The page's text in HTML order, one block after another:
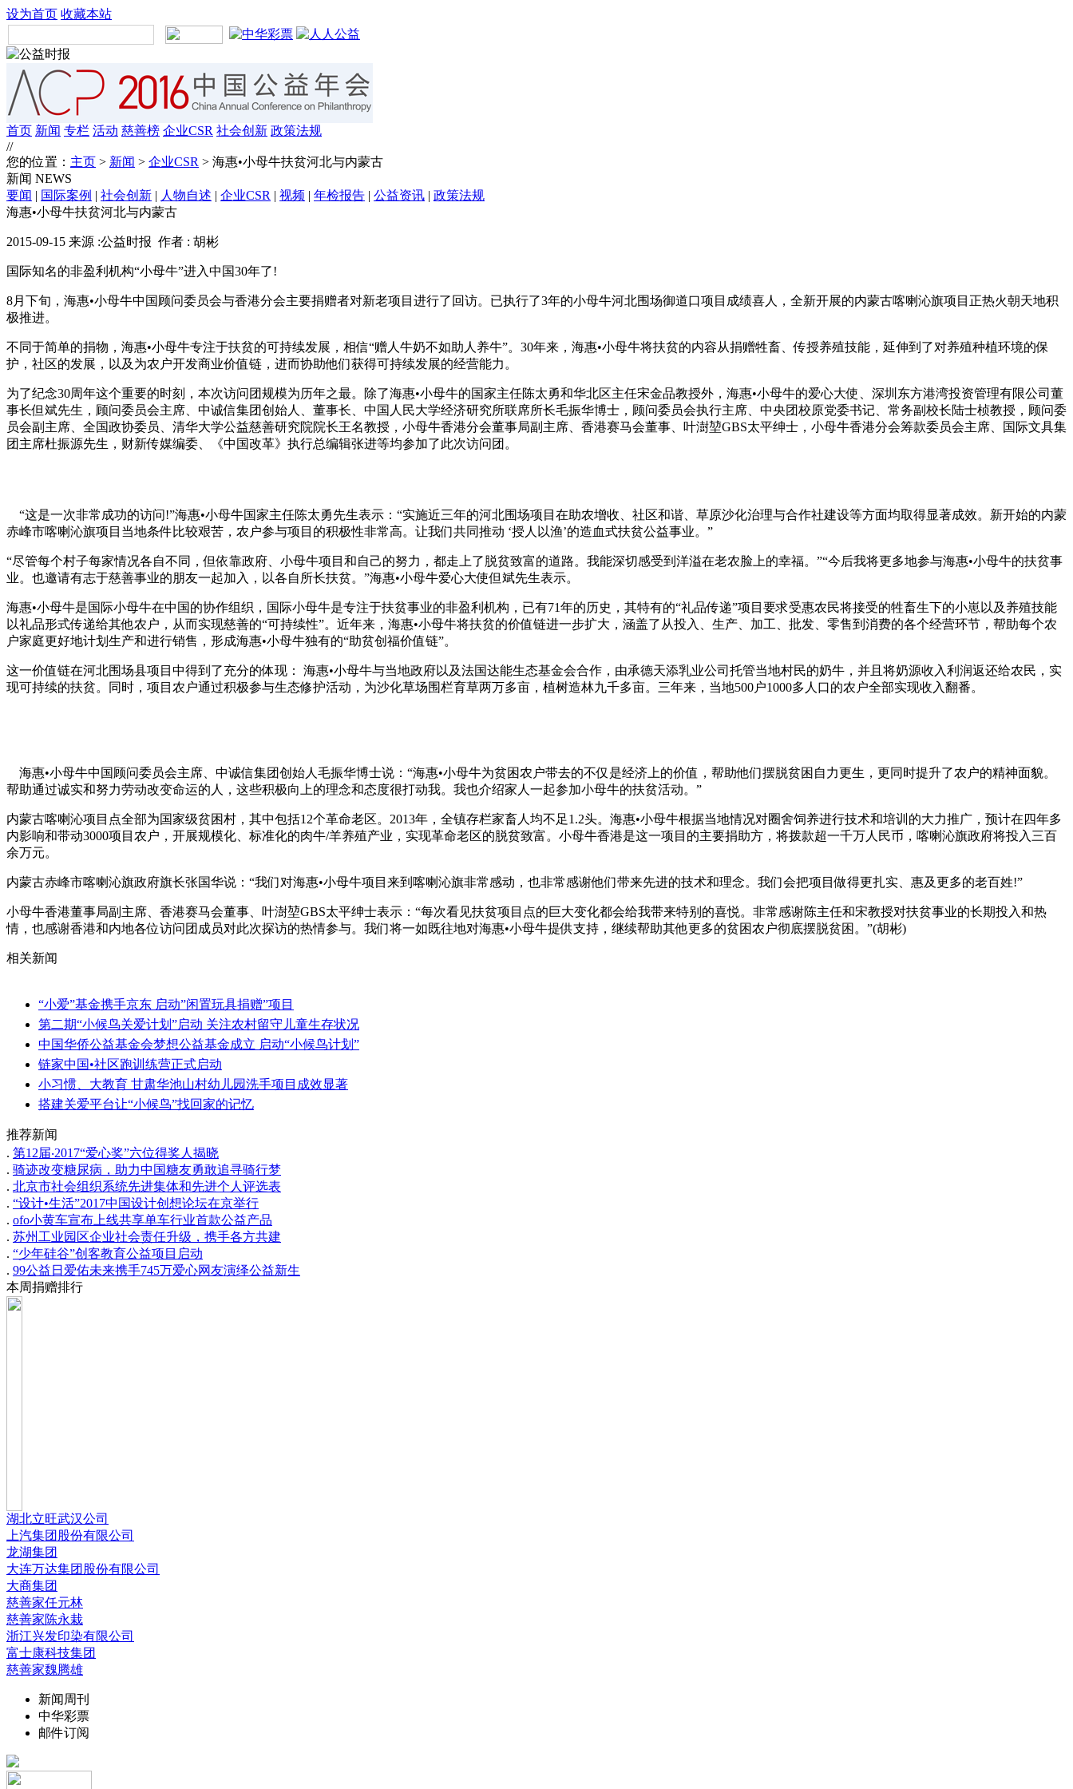
设为首页 收藏本站
首页 新闻 专栏 活动 慈善榜 企业CSR 社会创新 政策法规
//
您的位置： 主页 > 新闻 > 企业CSR > 海惠•小母牛扶贫河北与内蒙古
新闻 NEWS
要闻 | 国际案例 | 社会创新 | 人物自述 | 企业CSR | 视频 | 年检报告 | 公益资讯 | 政策法规
海惠•小母牛扶贫河北与内蒙古
2015-09-15 来源 :公益时报 作者 : 胡彬
国际知名的非盈利机构“小母牛”进入中国30年了!
8月下旬，海惠•小母牛中国顾问委员会与香港分会主要捐赠者对新老项目进行了回访。已执行了3年的小母牛河北围场御道口项目成绩喜人，全新开展的内蒙古喀喇沁旗项目正热火朝天地积
极推进。
不同于简单的捐物，海惠•小母牛专注于扶贫的可持续发展，相信“赠人牛奶不如助人养牛”。30年来，海惠•小母牛将扶贫的内容从捐赠牲畜、传授养殖技能，延伸到了对养殖种植环境的保
护，社区的发展，以及为农户开发商业价值链，进而协助他们获得可持续发展的经营能力。
为了纪念30周年这个重要的时刻，本次访问团规模为历年之最。除了海惠•小母牛的国家主任陈太勇和华北区主任宋金品教授外，海惠•小母牛的爱心大使、深圳东方港湾投资管理有限公司董
事长但斌先生，顾问委员会主席、中诚信集团创始人、董事长、中国人民大学经济研究所联席所长毛振华博士，顾问委员会执行主席、中央团校原党委书记、常务副校长陆士桢教授，顾问委
员会副主席、全国政协委员、清华大学公益慈善研究院院长王名教授，小母牛香港分会董事局副主席、香港赛马会董事、叶澍堃GBS太平绅士，小母牛香港分会筹款委员会主席、国际文具集
团主席杜振源先生，财新传媒编委、《中国改革》执行总编辑张进等均参加了此次访问团。
“这是一次非常成功的访问!”海惠•小母牛国家主任陈太勇先生表示：“实施近三年的河北围场项目在助农增收、社区和谐、草原沙化治理与合作社建设等方面均取得显著成效。新开始的内蒙
赤峰市喀喇沁旗项目当地条件比较艰苦，农户参与项目的积极性非常高。让我们共同推动 ‘授人以渔’的造血式扶贫公益事业。”
“尽管每个村子每家情况各自不同，但依靠政府、小母牛项目和自己的努力，都走上了脱贫致富的道路。我能深切感受到洋溢在老农脸上的幸福。”“今后我将更多地参与海惠•小母牛的扶贫事
业。也邀请有志于慈善事业的朋友一起加入，以各自所长扶贫。”海惠•小母牛爱心大使但斌先生表示。
海惠•小母牛是国际小母牛在中国的协作组织，国际小母牛是专注于扶贫事业的非盈利机构，已有71年的历史，其特有的“礼品传递”项目要求受惠农民将接受的牲畜生下的小崽以及养殖技能
以礼品形式传递给其他农户，从而实现慈善的“可持续性”。近年来，海惠•小母牛将扶贫的价值链进一步扩大，涵盖了从投入、生产、加工、批发、零售到消费的各个经营环节，帮助每个农
户家庭更好地计划生产和进行销售，形成海惠•小母牛独有的“助贫创福价值链”。
这一价值链在河北围场县项目中得到了充分的体现： 海惠•小母牛与当地政府以及法国达能生态基金会合作，由承德天添乳业公司托管当地村民的奶牛，并且将奶源收入利润返还给农民，实
现可持续的扶贫。同时，项目农户通过积极参与生态修护活动，为沙化草场围栏育草两万多亩，植树造林九千多亩。三年来，当地500户1000多人口的农户全部实现收入翻番。
海惠•小母牛中国顾问委员会主席、中诚信集团创始人毛振华博士说：“海惠•小母牛为贫困农户带去的不仅是经济上的价值，帮助他们摆脱贫困自力更生，更同时提升了农户的精神面貌。
帮助通过诚实和努力劳动改变命运的人，这些积极向上的理念和态度很打动我。我也介绍家人一起参加小母牛的扶贫活动。”
内蒙古喀喇沁项目点全部为国家级贫困村，其中包括12个革命老区。2013年，全镇存栏家畜人均不足1.2头。海惠•小母牛根据当地情况对圈舍饲养进行技术和培训的大力推广，预计在四年多
内影响和带动3000项目农户，开展规模化、标准化的肉牛/羊养殖产业，实现革命老区的脱贫致富。小母牛香港是这一项目的主要捐助方，将拨款超一千万人民币，喀喇沁旗政府将投入三百
余万元。
内蒙古赤峰市喀喇沁旗政府旗长张国华说：“我们对海惠•小母牛项目来到喀喇沁旗非常感动，也非常感谢他们带来先进的技术和理念。我们会把项目做得更扎实、惠及更多的老百姓!”
小母牛香港董事局副主席、香港赛马会董事、叶澍堃GBS太平绅士表示：“每次看见扶贫项目点的巨大变化都会给我带来特别的喜悦。非常感谢陈主任和宋教授对扶贫事业的长期投入和热
情，也感谢香港和内地各位访问团成员对此次探访的热情参与。我们将一如既往地对海惠•小母牛提供支持，继续帮助其他更多的贫困农户彻底摆脱贫困。”(胡彬)
相关新闻
“小爱”基金携手京东 启动”闲置玩具捐赠”项目
第二期“小候鸟关爱计划”启动 关注农村留守儿童生存状况
中国华侨公益基金会梦想公益基金成立 启动“小候鸟计划”
链家中国•社区跑训练营正式启动
小习惯、大教育 甘肃华池山村幼儿园洗手项目成效显著
搭建关爱平台让“小候鸟”找回家的记忆
推荐新闻
. 第12届‧2017“爱心奖”六位得奖人揭晓
. 骑迹改变糖尿病，助力中国糖友勇敢追寻骑行梦
. 北京市社会组织系统先进集体和先进个人评选表
. “设计•生活”2017中国设计创想论坛在京举行
. ofo小黄车宣布上线共享单车行业首款公益产品
. 苏州工业园区企业社会责任升级，携手各方共建
. “少年硅谷”创客教育公益项目启动
. 99公益日爱佑未来携手745万爱心网友演绎公益新生
本周捐赠排行
湖北立旺武汉公司
上汽集团股份有限公司
龙湖集团
大连万达集团股份有限公司
大商集团
慈善家任元林
慈善家陈永栽
浙江兴发印染有限公司
富士康科技集团
慈善家魏腾雄
新闻周刊
中华彩票
邮件订阅